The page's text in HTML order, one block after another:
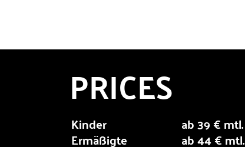
PRICES
Kinder ab 39 € mtl.
Ermäßigte ab 44 € mtl.